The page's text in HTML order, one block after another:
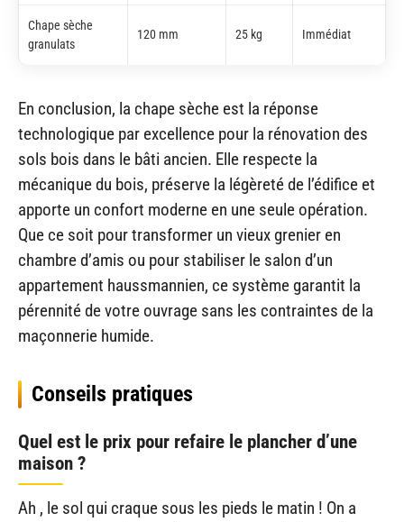
Chape sèche
granulats
120 mm 25 kg Immédiat
En conclusion, la chape sèche est la réponse
technologique par excellence pour la rénovation des
sols bois dans le bâti ancien. Elle respecte la
mécanique du bois, préserve la légèreté de l’édifice et
apporte un confort moderne en une seule opération.
Que ce soit pour transformer un vieux grenier en
chambre d’amis ou pour stabiliser le salon d’un
appartement haussmannien, ce système garantit la
pérennité de votre ouvrage sans les contraintes de la
maçonnerie humide.
Conseils pratiques
Quel est le prix pour refaire le plancher d’une
maison ?
Ah , le sol qui craque sous les pieds le matin ! On a